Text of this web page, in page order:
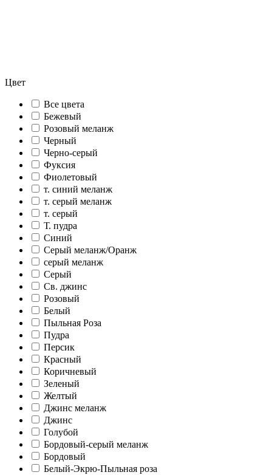
Цвет
Все цвета
Бежевый
Розовый меланж
Черный
Черно-серый
Фуксия
Фиолетовый
т. синий меланж
т. серый меланж
т. серый
Т. пудра
Синий
Серый меланж/Оранж
серый меланж
Серый
Св. джинс
Розовый
Белый
Пыльная Роза
Пудра
Персик
Красный
Коричневый
Зеленый
Желтый
Джинс меланж
Джинс
Голубой
Бордовый-серый меланж
Бордовый
Белый-Экрю-Пыльная роза